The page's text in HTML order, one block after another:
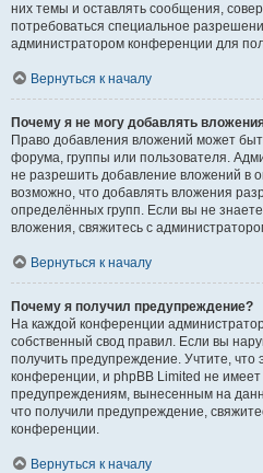
них темы и оставлять сообщения,
потребоваться специальное
администратором конференции для
Вернуться к началу
Почему я не могу добавлять
Право добавления вложений может
форума, группы или пользователя.
не разрешить добавление вложений в
возможно, что добавлять вложения
определённых групп. Если вы не
вложения, свяжитесь с
Вернуться к началу
Почему я получил предупреждение?
На каждой конференции
собственный свод правил. Если вы
получить предупреждение. Учтите,
конференции, и phpBB Limited не имеет
предупреждениям, вынесенным на
что получили предупреждение,
конференции.
Вернуться к началу